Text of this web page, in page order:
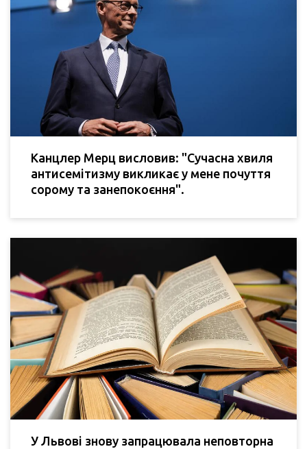
Канцлер Мерц висловив: "Сучасна хвиля
антисемітизму викликає у мене почуття
сорому та занепокоєння".
У Львові знову запрацювала неповторна